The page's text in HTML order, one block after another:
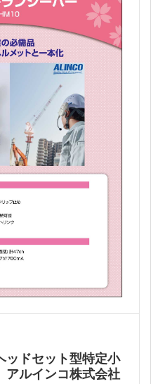
ッドセット型特定小
アルインコ株式会社